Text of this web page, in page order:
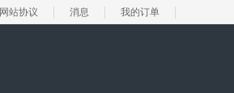
网站协议 消息 我的订单